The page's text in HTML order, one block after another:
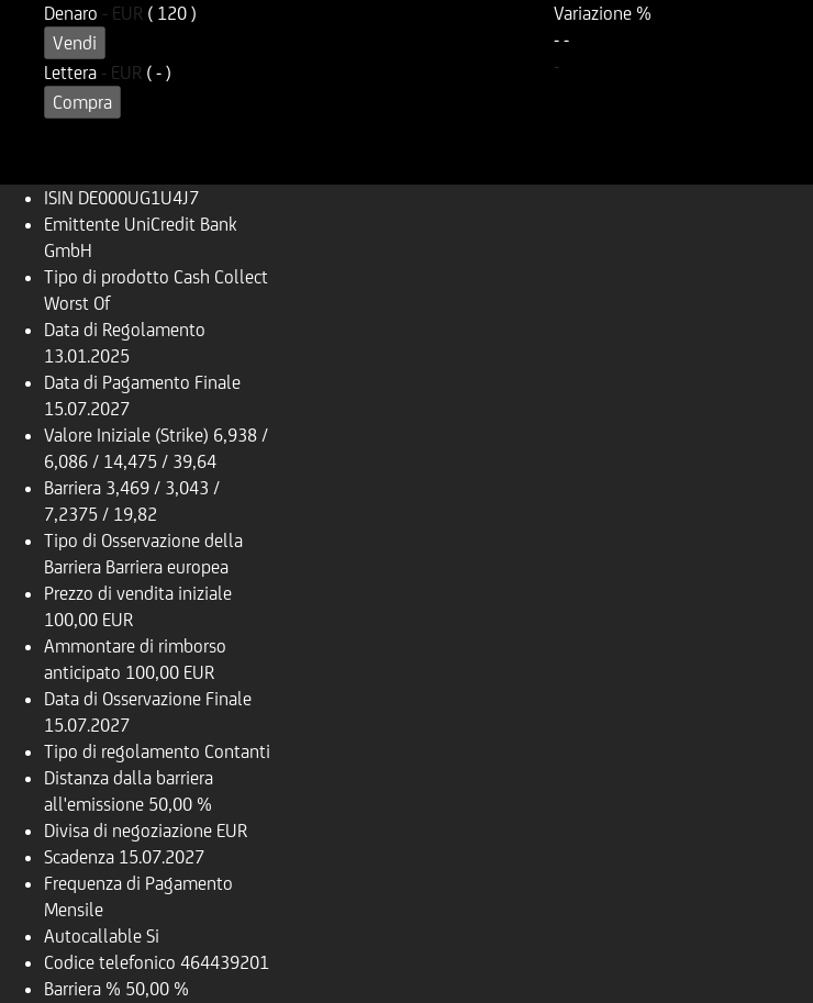
Denaro - EUR ( 120 )
Vendi
Lettera - EUR ( - )
Compra
Variazione %
--
-
ISIN DE000UG1U4J7
Emittente UniCredit Bank
GmbH
Tipo di prodotto Cash Collect
Worst Of
Data di Regolamento
13.01.2025
Data di Pagamento Finale
15.07.2027
Valore Iniziale (Strike) 6,938 /
6,086 / 14,475 / 39,64
Barriera 3,469 / 3,043 /
7,2375 / 19,82
Tipo di Osservazione della
Barriera Barriera europea
Prezzo di vendita iniziale
100,00 EUR
Ammontare di rimborso
anticipato 100,00 EUR
Data di Osservazione Finale
15.07.2027
Tipo di regolamento Contanti
Distanza dalla barriera
all'emissione 50,00 %
Divisa di negoziazione EUR
Scadenza 15.07.2027
Frequenza di Pagamento
Mensile
Autocallable Si
Codice telefonico 464439201
Barriera % 50,00 %